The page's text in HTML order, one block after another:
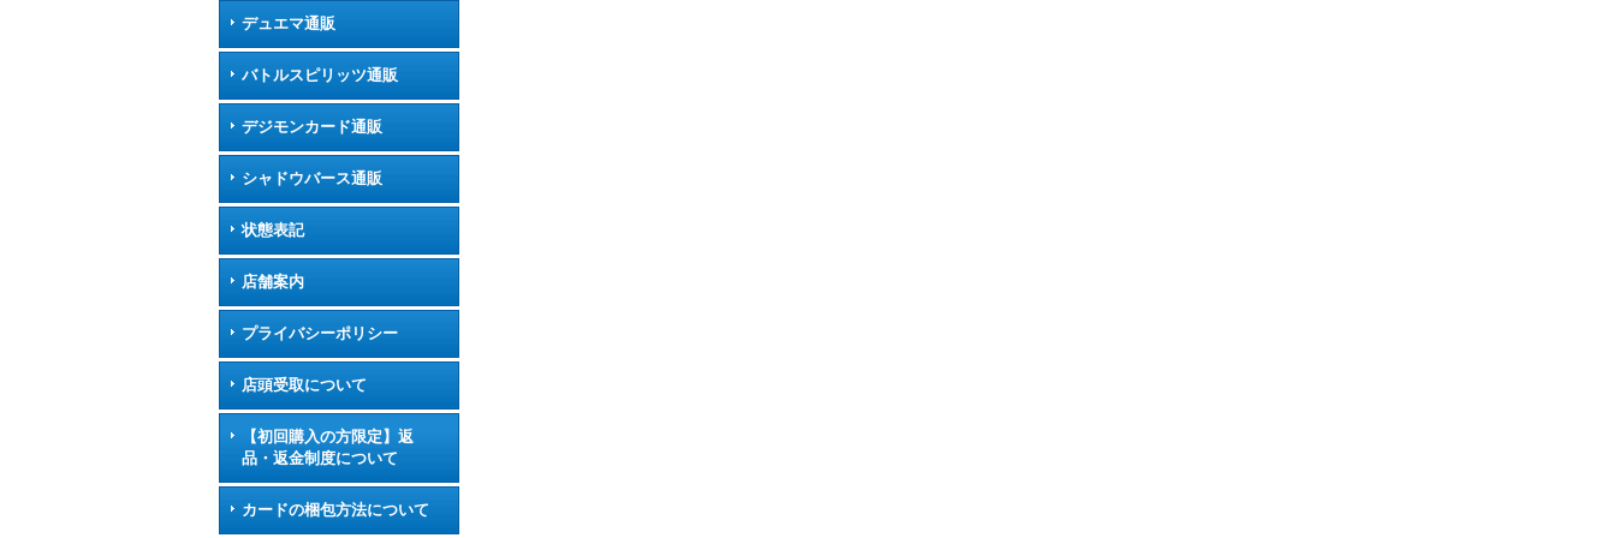
デュエマ通販
バトルスピリッツ通販
デジモンカード通販
シャドウバース通販
状態表記
店舗案内
プライバシーポリシー
店頭受取について
【初回購入の方限定】返
品・返金制度について
カードの梱包方法について